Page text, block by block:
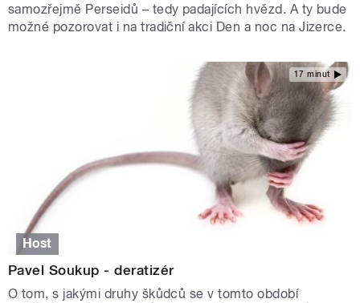
samozřejmě Perseidů – tedy padajících hvězd. A ty bude
možné pozorovat i na tradiční akci Den a noc na Jizerce.
17 minut
Host
Pavel Soukup - deratizér
O tom, s jakými druhy škůdců se v tomto období